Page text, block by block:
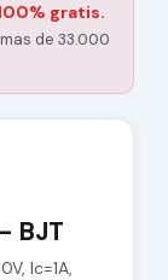
gratis.
de 33.000
BJT
Ic=1A,